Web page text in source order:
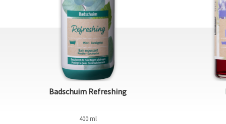
Badschuim Refreshing
400 ml